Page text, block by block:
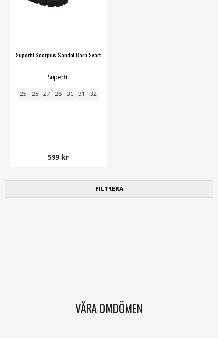
Superfit Scorpius Sandal Barn Svart
Superfit
25 26 27 28 30 31 32
599 kr
FILTRERA
VÅRA OMDÖMEN